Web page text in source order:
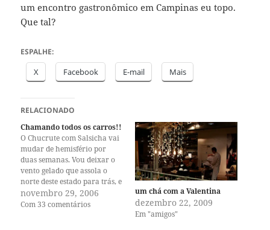
um encontro gastronômico em Campinas eu topo.
Que tal?
ESPALHE:
X Facebook E-mail Mais
RELACIONADO
Chamando todos os carros!!
O Chucrute com Salsicha vai
mudar de hemisfério por
duas semanas. Vou deixar o
vento gelado que assola o
norte deste estado para trás, e
enfrentar um calorzinho
bem tropical. Bye bye
novembro 29, 2006
Com 33 comentários
um chá com a Valentina
dezembro 22, 2009
Em "amigos"